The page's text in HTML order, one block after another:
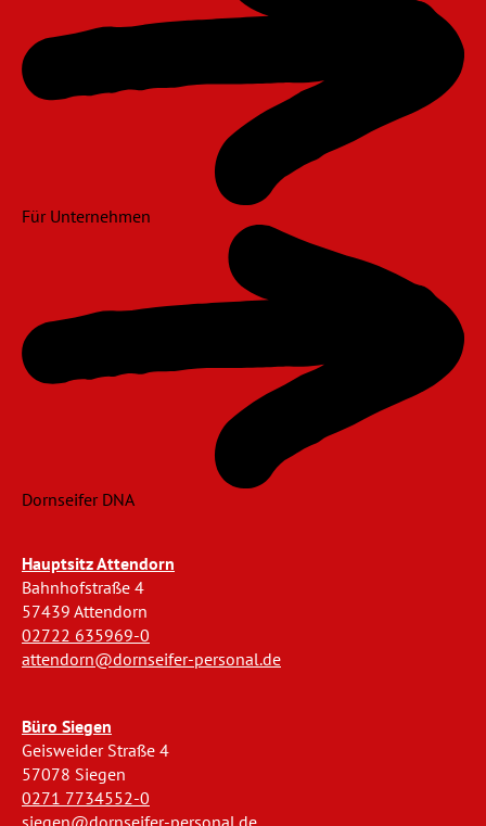
Für Unternehmen
Dornseifer DNA
Hauptsitz Attendorn
Bahnhofstraße 4
57439 Attendorn
02722 635969-0
attendorn@dornseifer-personal.de
Büro Siegen
Geisweider Straße 4
57078 Siegen
0271 7734552-0